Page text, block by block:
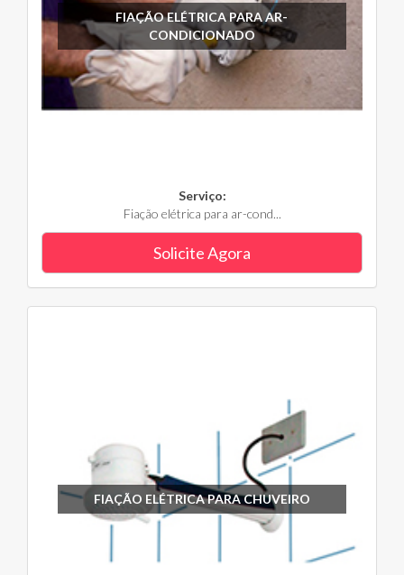
FIAÇÃO ELÉTRICA PARA AR-
CONDICIONADO
Serviço:
Fiação elétrica para ar-cond...
Solicite Agora
FIAÇÃO ELÉTRICA PARA CHUVEIRO